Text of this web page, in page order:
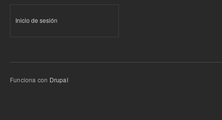
Inicio de sesión
Funciona con Drupal